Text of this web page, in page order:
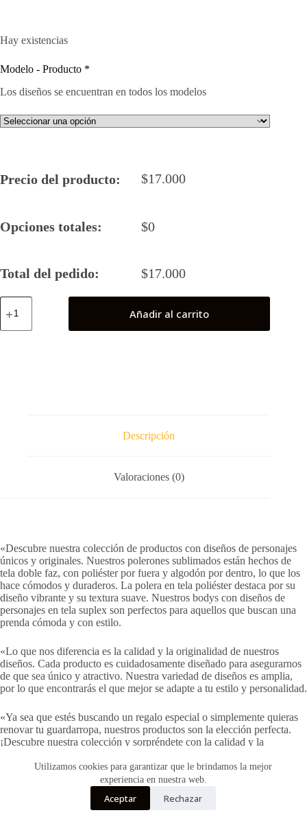
Utilizamos cookies para garantizar que le brindamos la mejor
experiencia en nuestra web.
Aceptar Rechazar
Hay existencias
Modelo - Producto *
Los diseños se encuentran en todos los modelos
Precio del producto: $17.000
Opciones totales: $0
Total del pedido: $17.000
Pokeball
Superball
Añadir al carrito
Descripción
Valoraciones (0)
«Descubre nuestra colección de productos con diseños de personajes
únicos y originales. Nuestros polerones sublimados están hechos de
tela doble faz, con poliéster por fuera y algodón por dentro, lo que los
hace cómodos y duraderos. La polera en tela poliéster destaca por su
diseño vibrante y su textura suave. Nuestros bodys con diseños de
personajes en tela suplex son perfectos para aquellos que buscan una
prenda cómoda y con estilo.
«Lo que nos diferencia es la calidad y la originalidad de nuestros
diseños. Cada producto es cuidadosamente diseñado para asegurarnos
de que sea único y atractivo. Nuestra variedad de diseños es amplia,
por lo que encontrarás el que mejor se adapte a tu estilo y personalidad.
«Ya sea que estés buscando un regalo especial o simplemente quieras
renovar tu guardarropa, nuestros productos son la elección perfecta.
¡Descubre nuestra colección y sorpréndete con la calidad y la